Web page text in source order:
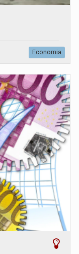
Economia